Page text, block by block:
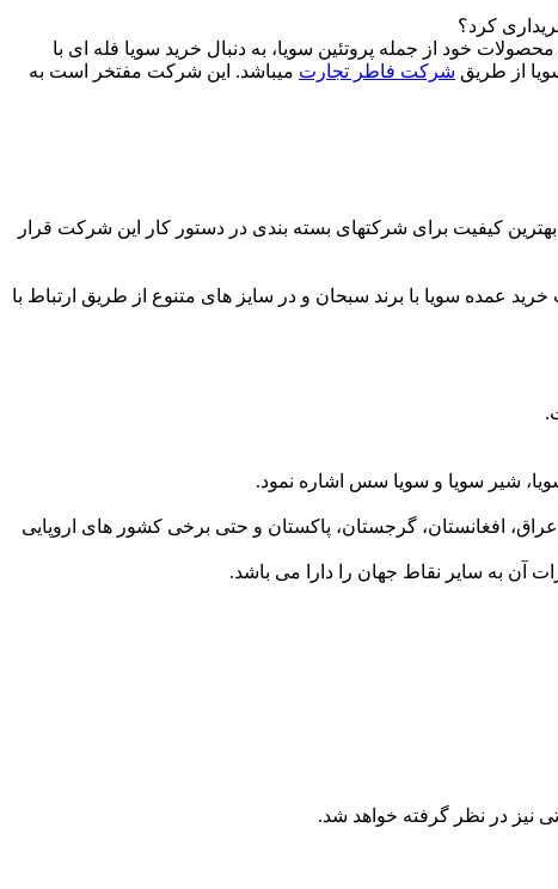
کرد؟
خود از جمله پروتئین سویا، به دنبال خرید سویا فله ای با
از طریق شرکت فاطر تجارت میباشد. این شرکت مفتخر است به
کیفیت برای شرکتهای بسته بندی در دستور کار این شرکت قرار
عمده سویا با برند سبحان و در سایز های متنوع از طریق ارتباط با
شیر سویا و سویا سس اشاره نمود.
افغانستان، گرجستان، پاکستان و حتی برخی کشور های اروپایی
آن به سایر نقاط جهان را دارا می باشد.
نیز در نظر گرفته خواهد شد.